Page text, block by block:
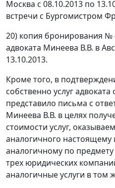
Москва с 08.10.2013 по
встречи с Бургомистром
20) копия бронирования №
адвоката Минеева В.В. в
13.10.2013.
Кроме того, в
собственно услуг
представило письма с
Минеева В.В. в целях
стоимости услуг,
аналогичного настоящему
аналогичному по
трех юридических
аналогичные услуги в том